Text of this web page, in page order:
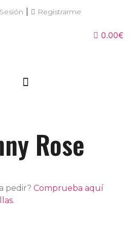
Registrarme
0.00€
Rose
pedir? Comprueba aquí